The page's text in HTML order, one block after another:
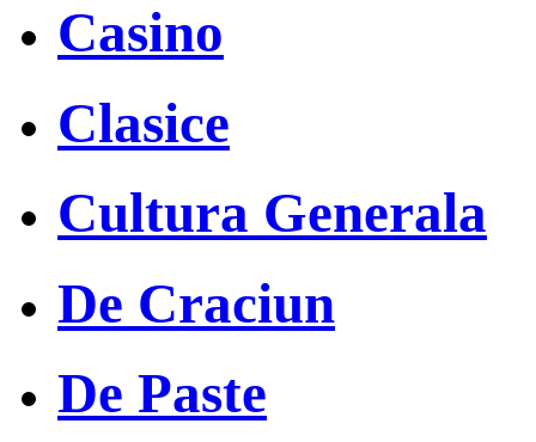
Casino
Clasice
Cultura Generala
De Craciun
De Paste